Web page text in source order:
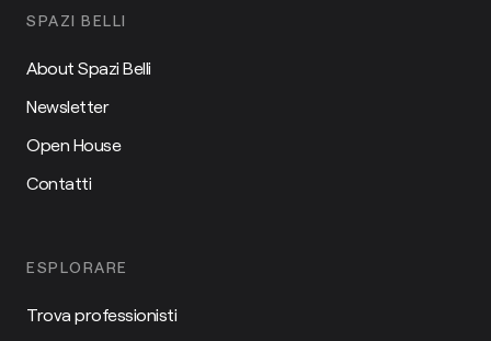
SPAZI BELLI
About Spazi Belli
Newsletter
Open House
Contatti
ESPLORARE
Trova professionisti